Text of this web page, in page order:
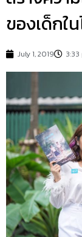
ของเด็กใ
July 1, 2019 3:33